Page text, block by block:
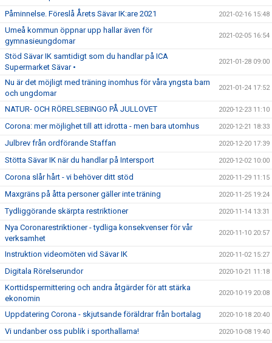
Påminnelse. Föreslå Årets Sävar IK:are 2021 2021-02-16 15:48
Umeå kommun öppnar upp hallar även för
gymnasieungdomar
2021-02-05 16:54
Stöd Sävar IK samtidigt som du handlar på ICA
Supermarket Sävar •
2021-01-28 09:00
Nu är det möjligt med träning inomhus för våra yngsta barn
och ungdomar
2021-01-24 17:52
NATUR- OCH RÖRELSEBINGO PÅ JULLOVET 2020-12-23 11:10
Corona: mer möjlighet till att idrotta - men bara utomhus 2020-12-21 18:33
Julbrev från ordförande Staffan 2020-12-20 17:39
Stötta Sävar IK när du handlar på Intersport 2020-12-02 10:00
Corona slår hårt - vi behöver ditt stöd 2020-11-29 11:15
Maxgräns på åtta personer gäller inte träning 2020-11-25 19:24
Tydliggörande skärpta restriktioner 2020-11-14 13:31
Nya Coronarestriktioner - tydliga konsekvenser för vår
verksamhet
2020-11-10 20:57
Instruktion videomöten vid Sävar IK 2020-11-02 15:27
Digitala Rörelserundor 2020-10-21 11:18
Korttidspermittering och andra åtgärder för att stärka
ekonomin
2020-10-19 20:08
Uppdatering Corona - skjutsande föräldrar från bortalag 2020-10-18 20:40
Vi undanber oss publik i sporthallarna! 2020-10-08 19:40